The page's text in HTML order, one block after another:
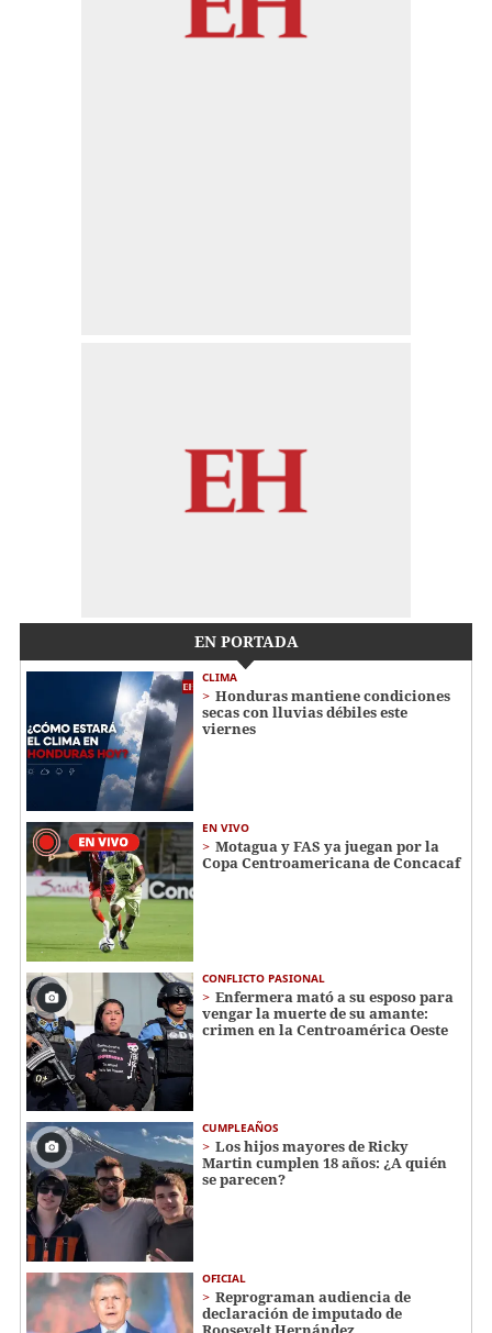
EN PORTADA
CLIMA
Honduras mantiene condiciones
secas con lluvias débiles este
viernes
EN VIVO
Motagua y FAS ya juegan por la
Copa Centroamericana de Concacaf
CONFLICTO PASIONAL
Enfermera mató a su esposo para
vengar la muerte de su amante:
crimen en la Centroamérica Oeste
CUMPLEAÑOS
Los hijos mayores de Ricky
Martin cumplen 18 años: ¿A quién
se parecen?
OFICIAL
Reprograman audiencia de
declaración de imputado de